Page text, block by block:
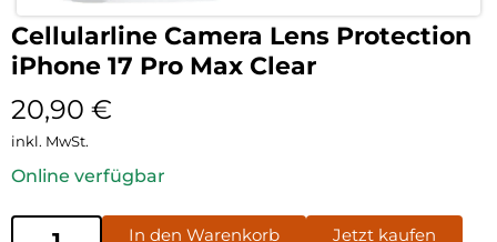
Cellularline Camera Lens Protection
iPhone 17 Pro Max Clear
20,90 €
inkl. MwSt.
Online verfügbar
In den Warenkorb Jetzt kaufen